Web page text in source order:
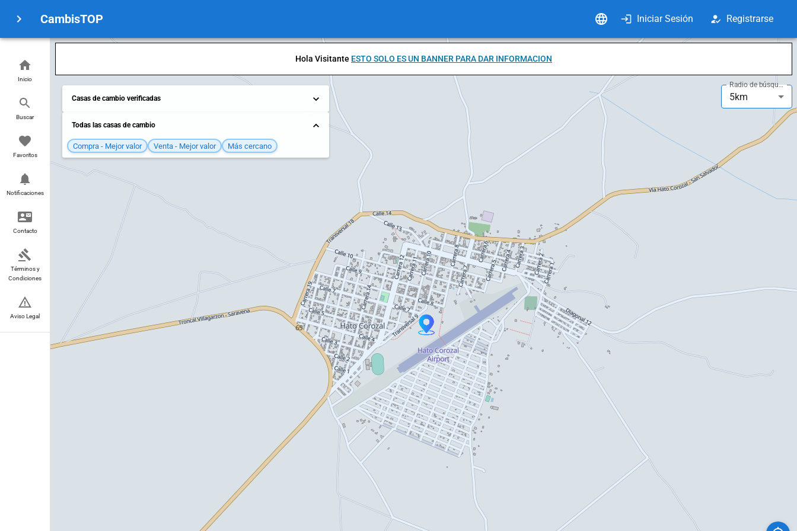
CambisTOP Iniciar Sesión Registrarse
Inicio
Buscar
Favoritos
Notificaciones
Contacto
Términos y
Condiciones
Aviso Legal
Hola Visitante ESTO SOLO ES UN BANNER PARA DAR INFORMACION
Radio de búsqueda
5km
Casas de cambio verificadas
Todas las casas de cambio
Compra - Mejor valor Venta - Mejor valor Más cercano